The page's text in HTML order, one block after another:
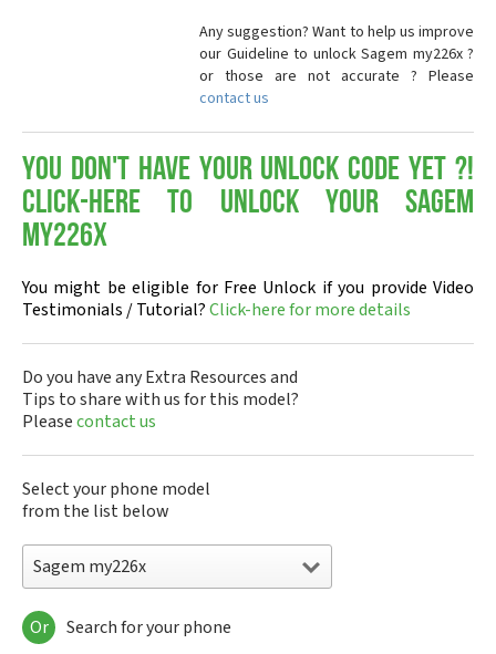
Any suggestion? Want to help us improve
our Guideline to unlock Sagem my226x ?
or those are not accurate ? Please
contact us
You don't have your Unlock Code yet ?!
Click-here to Unlock your Sagem
my226x
You might be eligible for Free Unlock if you provide Video
Testimonials / Tutorial?Click-here for more details
Do you have any Extra Resources and
Tips to share with us for this model?
Pleasecontact us
Select your phone model
from the list below
Sagem my226x
Or Search for your phone